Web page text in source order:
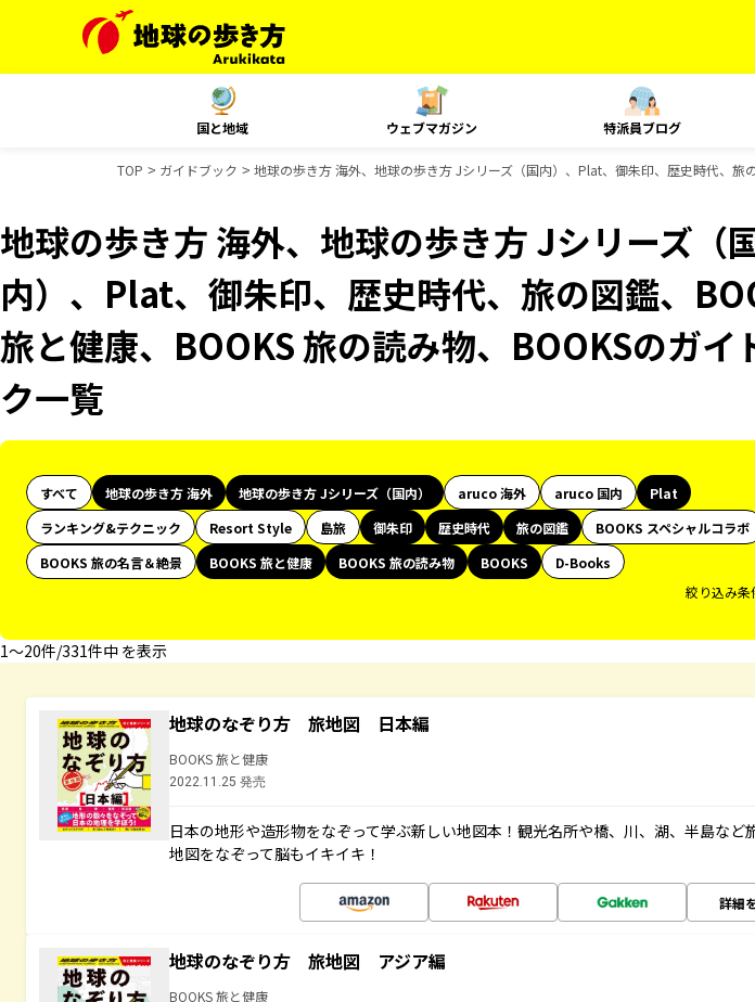
国と地域 ウェブマガジン 特派員ブログ
TOP ガイドブック 地球の歩き方 海外、地球の歩き方 Jシリーズ（国内）、Plat、御朱印、歴史時代、旅
地球の歩き方 海外、地球の歩き方 Jシリーズ（
内）、Plat、御朱印、歴史時代、旅の図鑑、
旅と健康、BOOKS 旅の読み物、BOOKSのガイ
ク一覧
すべて 地球の歩き方 海外 地球の歩き方 Jシリーズ（国内） aruco 海外 aruco 国内
Plat
ランキング&テクニック
Resort Style 島旅 御朱印 歴史時代 旅の図鑑
BOOKS スペシャルコラボ
BOOKS 旅の名言＆絶景
BOOKS 旅と健康 BOOKS 旅の読み物 BOOKS
D-Books
絞り込み条
1〜20件/331件中 を表示
地球のなぞり方 旅地図 日本編
BOOKS 旅と健康
2022.11.25 発売
日本の地形や造形物をなぞって学ぶ新しい地図本！観光名所や橋、川、湖、半島など
地図をなぞって脳もイキイキ！
詳細
地球のなぞり方 旅地図 アジア編
BOOKS 旅と健康